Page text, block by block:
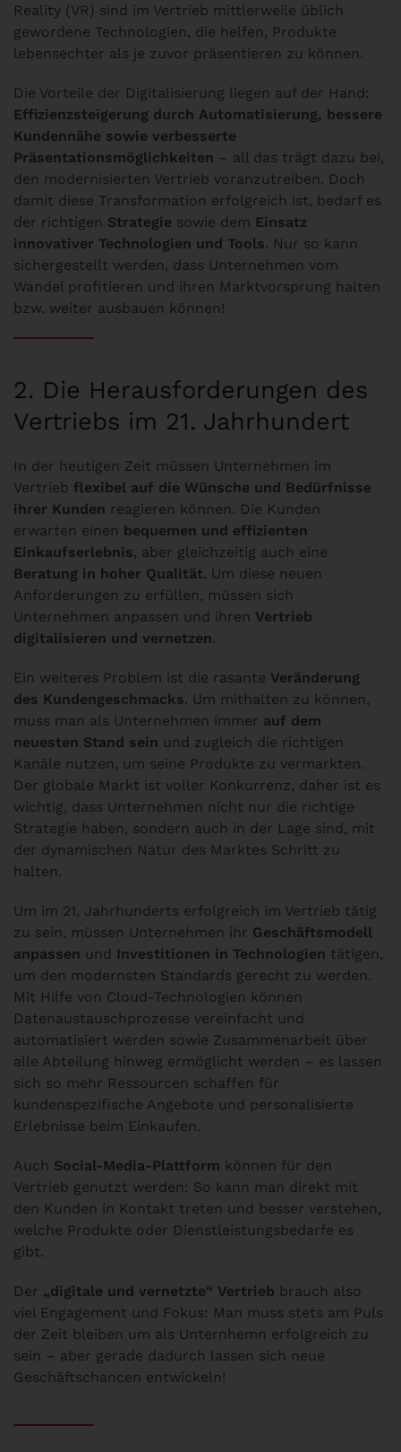
Reality (VR) sind im Vertrieb mittlerweile üblich
gewordene Technologien, die helfen, Produkte
lebensechter als je zuvor präsentieren zu können.
Die Vorteile der Digitalisierung liegen auf der Hand:
Effizienzsteigerung durch Automatisierung, bessere
Kundennähe sowie verbesserte
Präsentationsmöglichkeiten – all das trägt dazu bei,
den modernisierten Vertrieb voranzutreiben. Doch
damit diese Transformation erfolgreich ist, bedarf es
der richtigen Strategie sowie dem Einsatz
innovativer Technologien und Tools. Nur so kann
sichergestellt werden, dass Unternehmen vom
Wandel profitieren und ihren Marktvorsprung halten
bzw. weiter ausbauen können!
2. Die Herausforderungen des
Vertriebs im 21. Jahrhundert
In der heutigen Zeit müssen Unternehmen im
Vertrieb flexibel auf die Wünsche und Bedürfnisse
ihrer Kunden reagieren können. Die Kunden
erwarten einen bequemen und effizienten
Einkaufserlebnis, aber gleichzeitig auch eine
Beratung in hoher Qualität. Um diese neuen
Anforderungen zu erfüllen, müssen sich
Unternehmen anpassen und ihren Vertrieb
digitalisieren und vernetzen.
Ein weiteres Problem ist die rasante Veränderung
des Kundengeschmacks. Um mithalten zu können,
muss man als Unternehmen immer auf dem
neuesten Stand sein und zugleich die richtigen
Kanäle nutzen, um seine Produkte zu vermarkten.
Der globale Markt ist voller Konkurrenz, daher ist es
wichtig, dass Unternehmen nicht nur die richtige
Strategie haben, sondern auch in der Lage sind, mit
der dynamischen Natur des Marktes Schritt zu
halten.
Um im 21. Jahrhunderts erfolgreich im Vertrieb tätig
zu sein, müssen Unternehmen ihr Geschäftsmodell
anpassen und Investitionen in Technologien tätigen,
um den modernsten Standards gerecht zu werden.
Mit Hilfe von Cloud-Technologien können
Datenaustauschprozesse vereinfacht und
automatisiert werden sowie Zusammenarbeit über
alle Abteilung hinweg ermöglicht werden – es lassen
sich so mehr Ressourcen schaffen für
kundenspezifische Angebote und personalisierte
Erlebnisse beim Einkaufen.
Auch Social-Media-Plattform können für den
Vertrieb genutzt werden: So kann man direkt mit
den Kunden in Kontakt treten und besser verstehen,
welche Produkte oder Dienstleistungsbedarfe es
gibt.
Der „digitale und vernetzte“ Vertrieb brauch also
viel Engagement und Fokus: Man muss stets am Puls
der Zeit bleiben um als Unternhemn erfolgreich zu
sein – aber gerade dadurch lassen sich neue
Geschäftschancen entwickeln!